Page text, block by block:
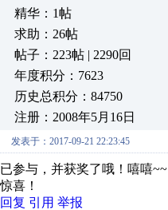
精华：1帖
求助：26帖
帖子：223帖 | 2290回
年度积分：7623
历史总积分：84750
注册：2008年5月16日
发表于：2017-09-21 22:23:45
已参与，并获奖了哦！嘻嘻~~
惊喜！
回复 引用 举报